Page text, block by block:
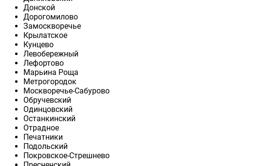
Донской
Дорогомилово
Замоскворечье
Крылатское
Кунцево
Левобережный
Лефортово
Марьина Роща
Метрогородок
Москворечье-Сабурово
Обручевский
Одинцовский
Останкинский
Отрадное
Печатники
Подольский
Покровское-Стрешнево